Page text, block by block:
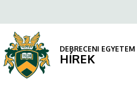
az
Egyesült
Államokba
a
tartalomra
DEBRECENI EGYETEM
HÍREK